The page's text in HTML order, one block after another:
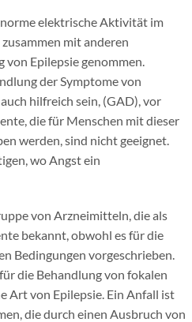
elektrische Aktivität im
mit anderen
Epilepsie genommen.
der Symptome von
hilfreich sein, (GAD), vor
die für Menschen mit dieser
werden, sind nicht geeignet.
wo Angst ein
von Arzneimitteln, die als
bekannt, obwohl es für die
Bedingungen vorgeschrieben.
die Behandlung von fokalen
Art von Epilepsie. Ein Anfall ist
die durch einen Ausbruch von